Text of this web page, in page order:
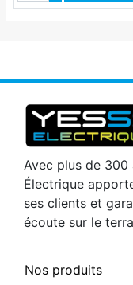
Avec plus de 300
Électrique
ses clients et
écoute sur le
Nos produits